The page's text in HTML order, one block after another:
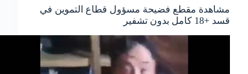
مشاهدة مقطع فضيحة مسؤول قطاع التموين في
قسد +18 كامل بدون تشفير